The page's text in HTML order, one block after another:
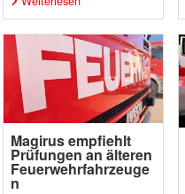
Magirus empfiehlt
Prüfungen an älteren
Feuerwehrfahrzeuge
n